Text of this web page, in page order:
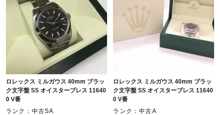
ロレックス ミルガウス 40mm ブラッ
ク文字盤 SS オイスターブレス 11640
0 V番
ランク：中古SA
ロレックス ミルガウス 40mm ブラッ
ク文字盤 SS オイスターブレス 11640
0 V番
ランク：中古A